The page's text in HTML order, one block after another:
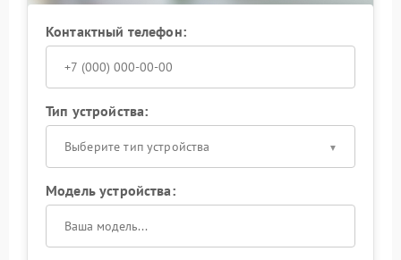
Контактный телефон:
Тип устройства:
Выберите тип устройства
Модель устройства: